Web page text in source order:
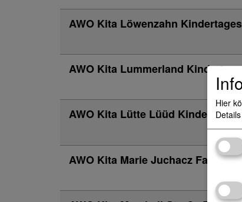
AWO Kita Löwenzahn
AWO Kita Lummerland
AWO Kita Lütte Lüüd
AWO Kita Marie Juchacz
Hier